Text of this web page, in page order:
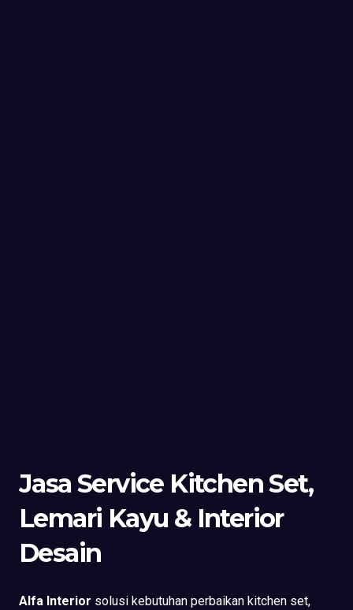
Jasa Service Kitchen Set,
Lemari Kayu & Interior
Desain
Alfa Interior solusi kebutuhan perbaikan kitchen set,